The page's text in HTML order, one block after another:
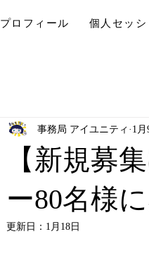
プロフィール 個人セッシ
【新規募
ー80名様に
事務局 アイユニティ 1月
更新日： 1月18日